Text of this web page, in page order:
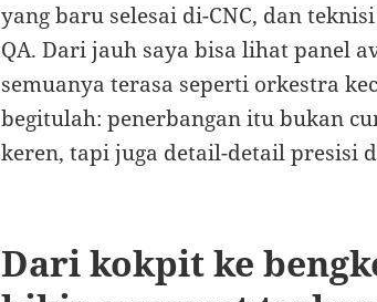
yang baru selesai di-CNC, dan
QA. Dari jauh saya bisa lihat panel
semuanya terasa seperti orkestra
begitulah: penerbangan itu bukan
keren, tapi juga detail-detail presisi
Dari kokpit ke